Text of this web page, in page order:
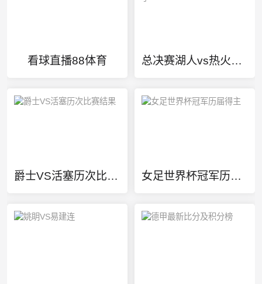
看球直播88体育 总决赛湖人vs热火几比几了
爵士VS活塞历次比赛结果 女足世界杯冠军历届得主